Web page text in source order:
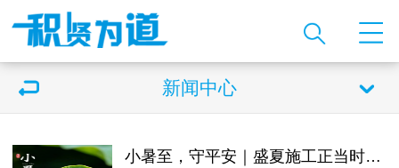
新闻中心
小暑至，守平安｜盛夏施工正当时，贤道筑牢工程安全防线